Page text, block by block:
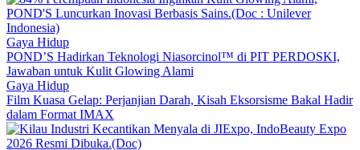
Gaya Hidup
POND’S Hadirkan Teknologi Niasorcinol™ di PIT PERDOSKI,
Jawaban untuk Kulit Glowing Alami
Gaya Hidup
Film Kuasa Gelap: Perjanjian Darah, Kisah Eksorsisme Bakal Hadir
dalam Format IMAX